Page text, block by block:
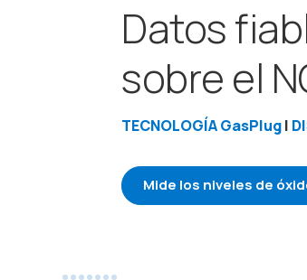
Datos
sobre el
TECNOLOGÍA GasPlug|
Mide los niveles de